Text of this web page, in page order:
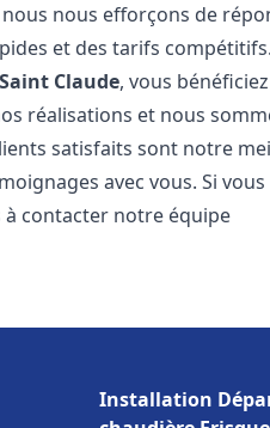
nous efforçons de
et des tarifs
Saint Claude, vous
réalisations et nous
satisfaits sont notre
avec vous. Si
à contacter notre équipe
Installation